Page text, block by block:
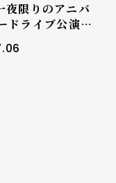
限りのアニバ
ドライブ公演決